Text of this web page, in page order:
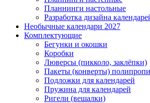
Планнинги настольные
Разработка дизайна
Необычные календари 2027
Комплектующие
Бегунки и окошки
Коробки
Люверсы (пикколо, заклёпки)
Пакеты (конверты)
Подложки для календарей
Пружина для календарей
Ригели (вешалки)